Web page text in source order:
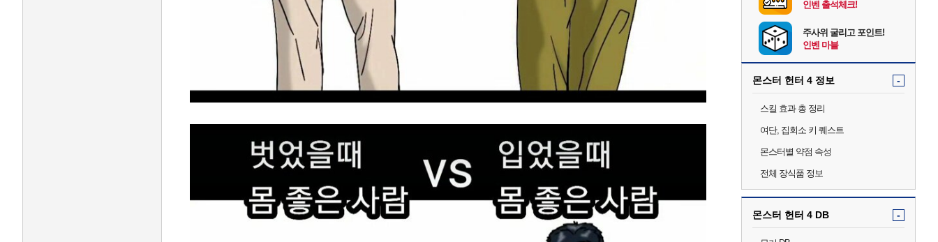
인벤 출석체크!
주사위 굴리고 포인트!
인벤 마블
몬스터 헌터 4 정보 -
스킬 효과 총 정리
여단, 집회소 키 퀘스트
몬스터별 약점 속성
전체 장식품 정보
몬스터 헌터 4 DB -